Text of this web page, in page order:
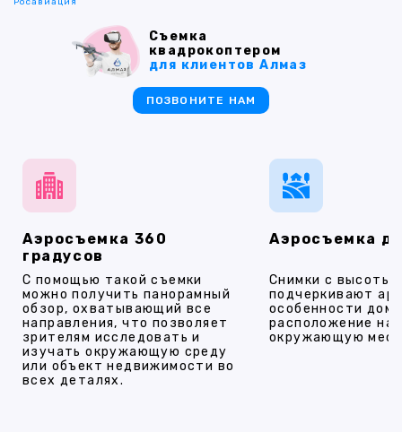
Аэросъемка 360
градусов
С помощью такой съемки
можно получить панорамный
обзор, охватывающий все
направления, что позволяет
зрителям исследовать и
изучать окружающую среду
или объект недвижимости во
всех деталях.
Аэросъемка
Снимки с высоты
подчеркивают
особенности
расположение на
окружающую
Съемка
квадрокоптером
для клиентов Алмаз
ПОЗВОНИТЕ НАМ